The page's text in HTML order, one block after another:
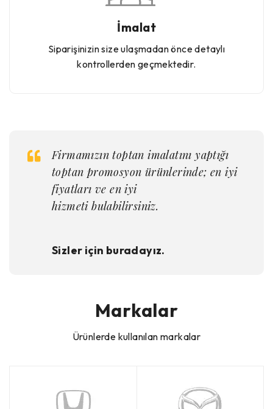
İmalat
Siparişinizin size ulaşmadan önce detaylı
kontrollerden geçmektedir.
Firmamızın toptan imalatını yaptığı
toptan promosyon ürünlerinde; en iyi
fiyatları ve en iyi
hizmetibulabilirsiniz.
Sizler için buradayız.
Markalar
Ürünlerde kullanılan markalar